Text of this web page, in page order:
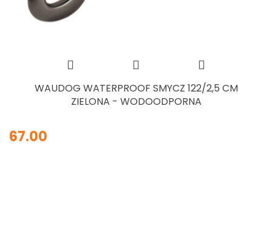
WAUDOG WATERPROOF SMYCZ 122/2,5 CM
ZIELONA - WODOODPORNA
67.00